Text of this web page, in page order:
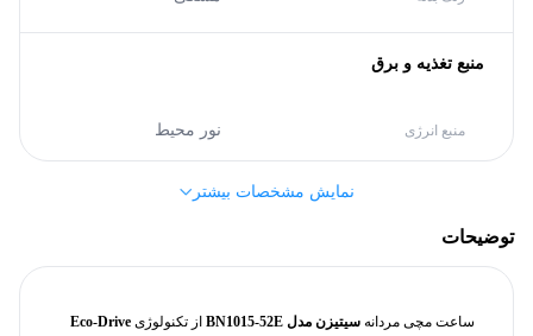
منبع تغذیه و برق
منبع انرژی نور محیط
کشور سازنده ژاپن
نمایش مشخصات بیشتر
توضیحات
ساعت مچی مردانه سیتیزن مدل BN1015-52E از تکنولوژی Eco-Drive